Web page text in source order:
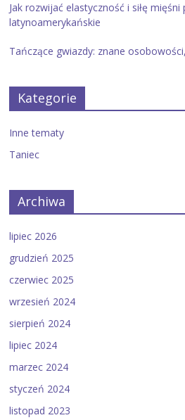
Jak rozwijać elastyczność i siłę
latynoamerykańskie
Tańczące gwiazdy: znane
Kategorie
Inne tematy
Taniec
Archiwa
lipiec 2026
grudzień 2025
czerwiec 2025
wrzesień 2024
sierpień 2024
lipiec 2024
marzec 2024
styczeń 2024
listopad 2023